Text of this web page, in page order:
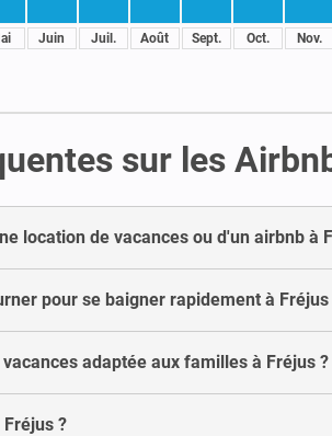
Juin Juil. Août Sept. Oct. Nov.
sur les
location de vacances ou d'un airbnb à
pour se baigner rapidement à Fréjus
adaptée aux familles à Fréjus ?
?